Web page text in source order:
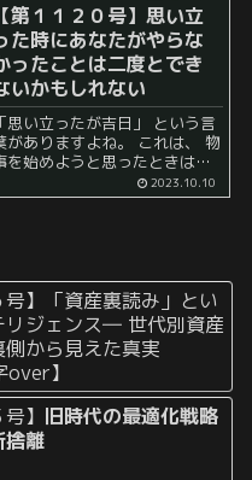
【第１１２０号】思い立
た時にあなたがやらな
ったことは二度とでき
いかもしれない
「思い立ったが吉日」 という言
ありますよね。 これは、 物
を始めようと思ったときはす
ぐに実行した方がよいという意
ことわざ であります。 どう
2023.10.10
号】「資産裏読み」とい
リジェンス― 世代別資産
から見えた真実
over】
】 旧時代の最適化戦略
捨離